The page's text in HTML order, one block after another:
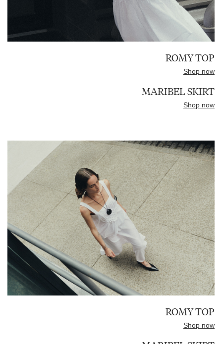
ROMY TOP
Shop now
MARIBEL SKIRT
Shop now
ROMY TOP
Shop now